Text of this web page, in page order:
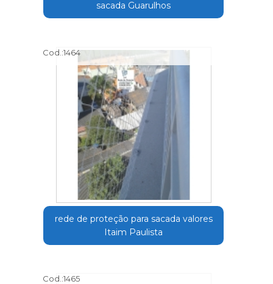
sacada Guarulhos
Cod.:1464
rede de proteção para sacada valores
Itaim Paulista
Cod.:1465